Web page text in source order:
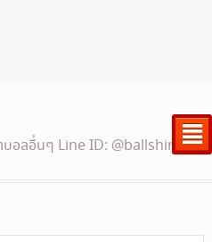
บอลอื่นๆ Line ID: @ballshirt²